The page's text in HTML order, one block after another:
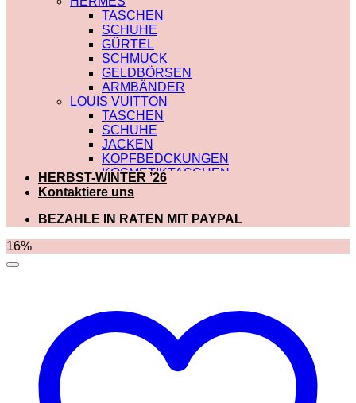
TASCHEN
SCHUHE
GÜRTEL
SCHMUCK
GELDBÖRSEN
ARMBÄNDER
LOUIS VUITTON
TASCHEN
SCHUHE
JACKEN
KOPFBEDCKUNGEN
KOSMETIKTASCHEN
SCHALS
SCHULTERRIEMEN
GÜRTEL
GELDBÖRSEN
KOSMETIKTASCHEN
KOPFBEDCKUNGEN
JACKEN
HOODIES UND
SWEATSHIRTS
HERBST-WINTER ’26
Kontaktiere uns
BEZAHLE IN RATEN MIT PAYPAL
16%